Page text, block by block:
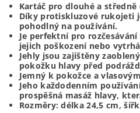
Kartáč pro dlouhé a středně
Díky protiskluzové rukojeti
pohodlný na používání.
Je perfektní pro
jejich poškození nebo
Jehly jsou zajištěny
pokožku hlavy před
Jemný k pokožce a
Jeho každodenním
prospěšná masáž hlavy,
Rozměry: délka 24,5 cm,